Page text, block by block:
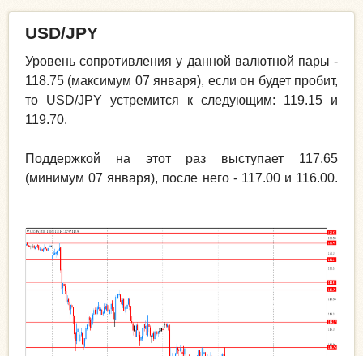
USD/JPY
Уровень сопротивления у данной валютной пары -
118.75 (максимум 07 января), если он будет пробит,
то USD/JPY устремится к следующим: 119.15 и
119.70.
Поддержкой на этот раз выступает 117.65
(минимум 07 января), после него - 117.00 и 116.00.